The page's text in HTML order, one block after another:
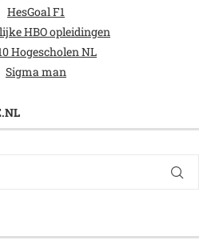
HesGoal F1
HBO opleidingen
Hogescholen NL
Sigma man